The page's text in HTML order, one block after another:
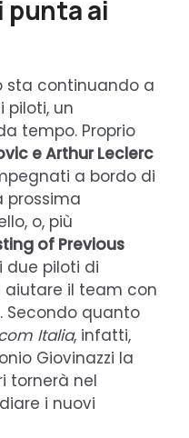
punta ai
sta continuando a
piloti, un
tempo. Proprio
e Arthur Leclerc
a bordo di
prossima
o, più
of Previous
due piloti di
aiutare il team con
Secondo quanto
Italia, infatti,
Giovinazzi la
tornerà nel
i nuovi